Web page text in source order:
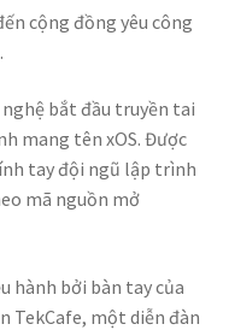
cộng đồng yêu công
bắt đầu truyền tai
mang tên xOS. Được
tay đội ngũ lập trình
mã nguồn mở
hành bởi bàn tay của
TekCafe, một diễn đàn